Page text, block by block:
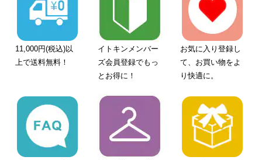
11,000円(税込)以
上で送料無料！
イトキンメンバー
ズ会員登録でもっ
とお得に！
お気に入り登録し
て、お買い物をよ
り快適に。